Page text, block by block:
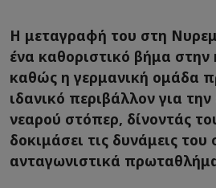
Η μεταγραφή του στη
ένα καθοριστικό βήμα στην
καθώς η γερμανική ομάδα
ιδανικό περιβάλλον για την
νεαρού στόπερ, δίνοντάς
δοκιμάσει τις δυνάμεις
ανταγωνιστικά